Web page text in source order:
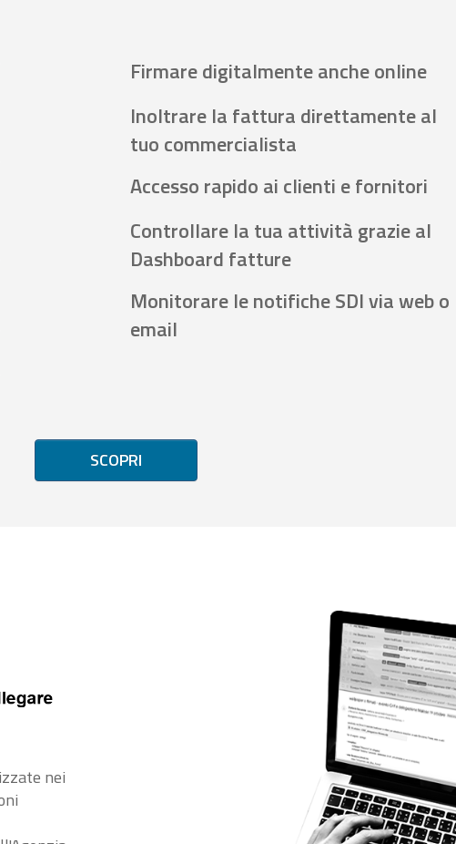
Firmare digitalmente anche online
Inoltrare la fattura direttamente al
tuo commercialista
Accesso rapido ai clienti e fornitori
Controllare la tua attività grazie al
Dashboard fatture
Monitorare le notifiche SDI via web o
email
SCOPRI
nei